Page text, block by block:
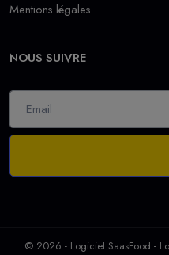
Mentions légales
NOUS SUIVRE
© 2026 - Logiciel SaasFood -